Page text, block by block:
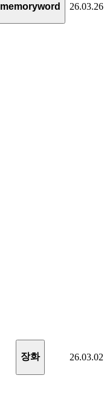
memoryword 26.03.26
장화 26.03.02